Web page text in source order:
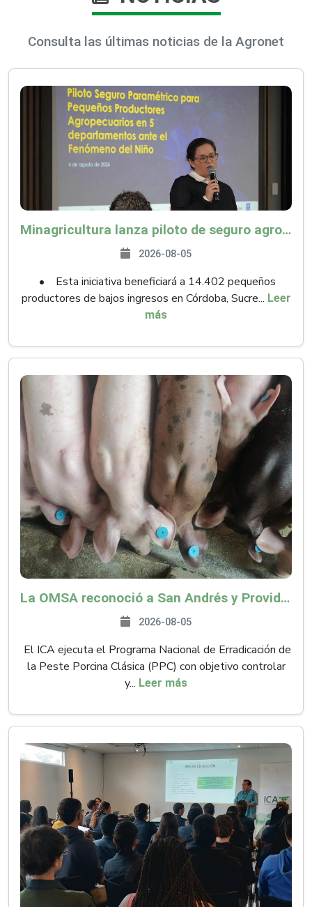
Consulta las últimas noticias de la Agronet
Minagricultura lanza piloto de seguro agropecuario por $9.625 millones para proteger a más de 14.000 pequeños productores contra riesgos del Fenómeno de El Niño
2026-08-05
• Esta iniciativa beneficiará a 14.402 pequeños
productores de bajos ingresos en Córdoba, Sucre... Leer
más
La OMSA reconoció a San Andrés y Providencia como zona libre de Peste Porcina Clásica (PPC)
2026-08-05
El ICA ejecuta el Programa Nacional de Erradicación de
la Peste Porcina Clásica (PPC) con objetivo controlar
y... Leer más